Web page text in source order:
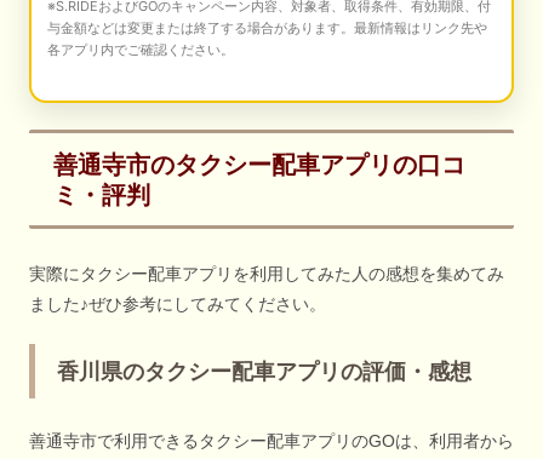
※S.RIDEおよびGOのキャンペーン内容、対象者、取得条件、有効期限、付
与金額などは変更または終了する場合があります。最新情報はリンク先や
各アプリ内でご確認ください。
善通寺市のタクシー配車アプリの口コ
ミ・評判
実際にタクシー配車アプリを利用してみた人の感想を集めてみ
ました♪ぜひ参考にしてみてください。
香川県のタクシー配車アプリの評価・感想
善通寺市で利用できるタクシー配車アプリのGOは、利用者から